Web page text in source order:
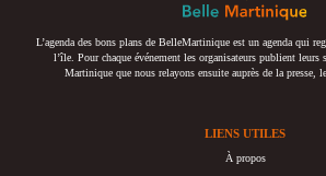
L’agenda des bons plans de BelleMartinique est un agenda qui
l’île. Pour chaque événement les organisateurs publient leurs
Martinique que nous relayons ensuite auprès de la presse,
LIENS UTILES
À propos